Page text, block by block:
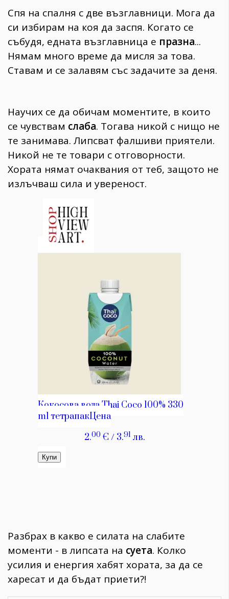
Gentlemen
382
Wellness
1816
НИ
Спя на спалня с две възглавници. Мога да
си избирам на коя да заспя. Когато се
събудя, едната възглавница е празна...
Нямам много време да мисля за това.
Ставам и се залавям със задачите за деня.
Научих се да обичам моментите, в които
се чувствам слаба. Тогава никой с нищо не
те занимава. Липсват фалшиви приятели.
Никой не те товари с отговорности.
Хората нямат очаквания от теб, защото не
излъчваш сила и увереност.
Разбрах в какво е силата на слабите
моменти - в липсата на суета. Колко
усилия и енергия хабят хората, за да се
харесат и да бъдат приети?!